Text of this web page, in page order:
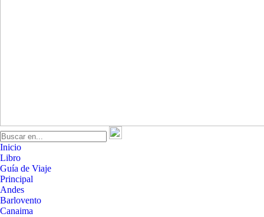
Inicio
Libro
Guía de Viaje
Principal
Andes
Barlovento
Canaima